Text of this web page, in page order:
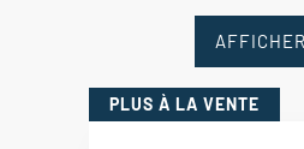
PLUS À LA VENTE